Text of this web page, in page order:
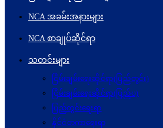
NCA အခမ်းအနားများ
NCA စာချုပ်ဆိုင်ရာ
သတင်းများ
ငြိမ်းချမ်းရေးဆိုင်ရာ(ပြည်တွင်း)
ငြိမ်းချမ်းရေးဆိုင်ရာ(ပြည်ပ)
ပြည်တွင်းရေးရာ
နိုင်ငံတကာရေးရာ